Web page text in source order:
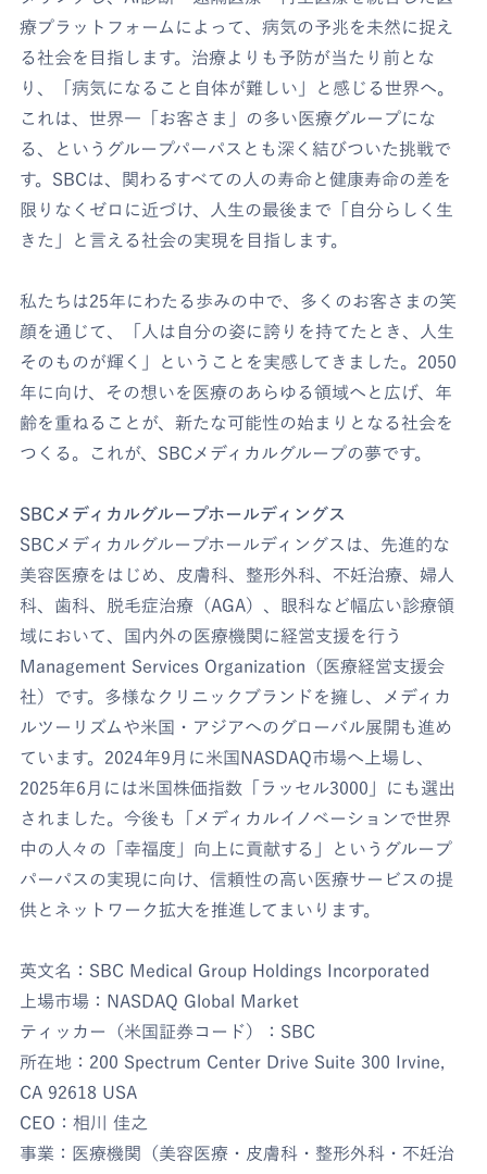
療プラットフォームによって、病気の予兆を未然に捉え
る社会を目指します。治療よりも予防が当たり前とな
り、「病気になること自体が難しい」と感じる世界へ。
これは、世界一「お客さま」の多い医療グループにな
る、というグループパーパスとも深く結びついた挑戦で
す。SBCは、関わるすべての人の寿命と健康寿命の差を
限りなくゼロに近づけ、人生の最後まで「自分らしく生
きた」と言える社会の実現を目指します。
私たちは25年にわたる歩みの中で、多くのお客さまの笑
顔を通じて、「人は自分の姿に誇りを持てたとき、人生
そのものが輝く」ということを実感してきました。2050
年に向け、その想いを医療のあらゆる領域へと広げ、年
齢を重ねることが、新たな可能性の始まりとなる社会を
つくる。これが、SBCメディカルグループの夢です。
SBCメディカルグループホールディングス
SBCメディカルグループホールディングスは、先進的な
美容医療をはじめ、皮膚科、整形外科、不妊治療、婦人
科、歯科、脱毛症治療（AGA）、眼科など幅広い診療領
域において、国内外の医療機関に経営支援を行う
Management Services Organization（医療経営支援会
社）です。多様なクリニックブランドを擁し、メディカ
ルツーリズムや米国・アジアへのグローバル展開も進め
ています。2024年9月に米国NASDAQ市場へ上場し、
2025年6月には米国株価指数「ラッセル3000」にも選出
されました。今後も「メディカルイノベーションで世界
中の人々の「幸福度」向上に貢献する」というグループ
パーパスの実現に向け、信頼性の高い医療サービスの提
供とネットワーク拡大を推進してまいります。
英文名：SBC Medical Group Holdings Incorporated
上場市場：NASDAQ Global Market
ティッカー（米国証券コード）：SBC
所在地：200 Spectrum Center Drive Suite 300 Irvine,
CA 92618 USA
CEO：相川 佳之
事業：医療機関（美容医療・皮膚科・整形外科・不妊治